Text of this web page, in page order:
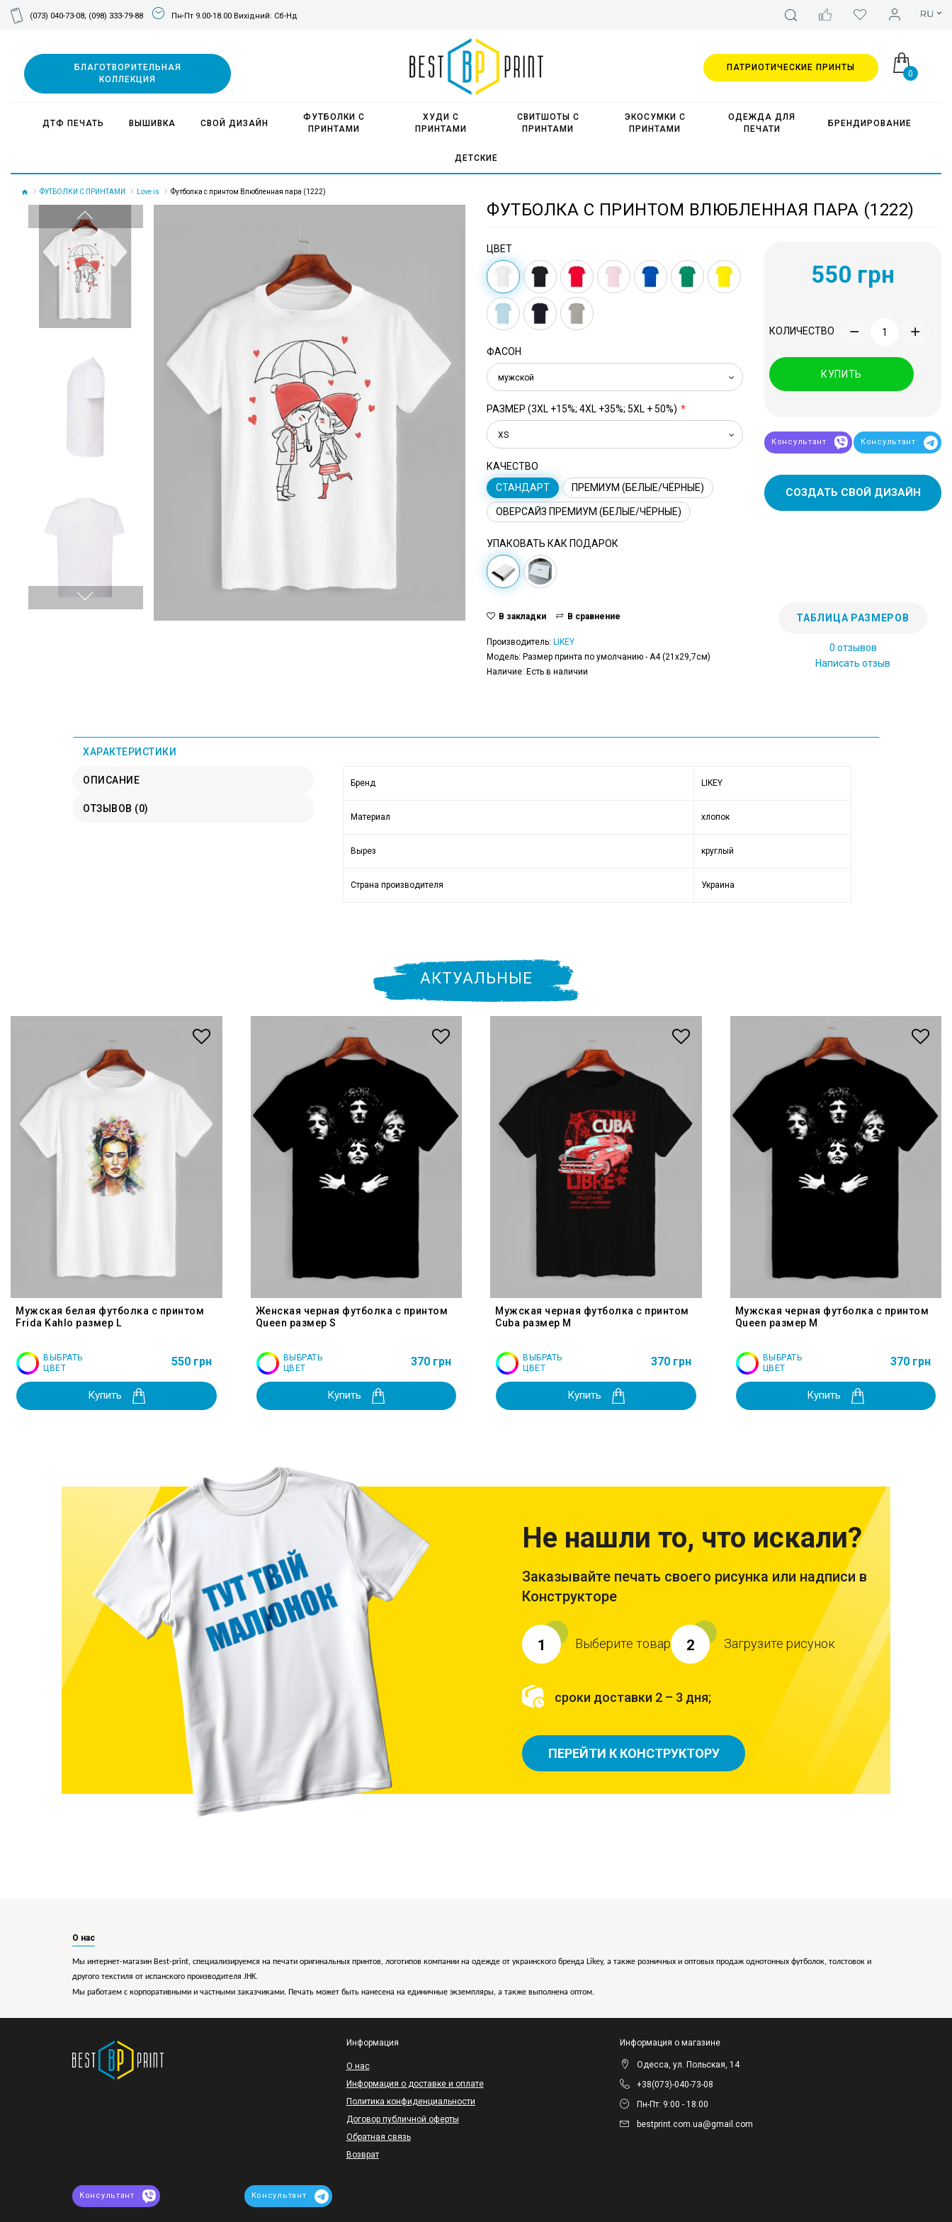
(073) 040-73-08; (098) 333-79-88 Пн-Пт 9.00-18.00 Вихідний: Сб-Нд
0
БЛАГОТВОРИТЕЛЬНАЯ
КОЛЛЕКЦИЯ
ДТФ ПЕЧАТЬ ВЫШИВКА СВОЙ ДИЗАЙН
ФУТБОЛКИ С
ПРИНТАМИ
ХУДИ С
ПРИНТАМИ
СВИТШОТЫ С
ПРИНТАМИ
ЭКОСУМКИ С
ПРИНТАМИ
ОДЕЖДА ДЛЯ
ПЕЧАТИ
БРЕНДИРОВАНИЕ
ДЕТСКИЕ
ПАТРИОТИЧЕСКИЕ ПРИНТЫ
ФУТБОЛКИ С ПРИНТАМИ Love is Футболка с принтом Влюбленная пара (1222)
ФУТБОЛКА С ПРИНТОМ ВЛЮБЛЕННАЯ ПАРА (1222)
ЦВЕТ
ФАСОН
мужской
РАЗМЕР (3XL +15%; 4XL +35%; 5XL + 50%)
XS
КАЧЕСТВО
СТАНДАРТ
ПРЕМИУМ (БЕЛЫЕ/ЧЁРНЫЕ)
ОВЕРСАЙЗ ПРЕМИУМ (БЕЛЫЕ/ЧЁРНЫЕ)
УПАКОВАТЬ КАК ПОДАРОК
550 грн
КОЛИЧЕСТВО
КУПИТЬ
Консультант Консультант
СОЗДАТЬ СВОЙ ДИЗАЙН
В закладки В сравнение
Производитель: LIKEY
Модель: Размер принта по умолчанию - А4 (21x29,7см)
Наличие: Есть в наличии
ТАБЛИЦА РАЗМЕРОВ
0 отзывов
Написать отзыв
ХАРАКТЕРИСТИКИ
ОПИСАНИЕ
ОТЗЫВОВ (0)
Бренд LIKEY
Материал хлопок
Вырез круглый
Страна производителя Украина
АКТУАЛЬНЫЕ
Мужская белая футболка с принтом
Frida Kahlo размер L
ВЫБРАТЬ
ЦВЕТ
550 грн
Купить
Женская черная футболка с принтом
Queen размер S
ВЫБРАТЬ
ЦВЕТ
370 грн
Купить
Мужская черная футболка с принтом
Cuba размер M
ВЫБРАТЬ
ЦВЕТ
370 грн
Купить
Мужская черная футболка с принтом
Queen размер M
ВЫБРАТЬ
ЦВЕТ
370 грн
Купить
Не нашли то, что искали?
Заказывайте печать своего рисунка или надписи в
Конструкторе
1 Выберите товар 2 Загрузите рисунок
сроки доставки 2 – 3 дня;
ПЕРЕЙТИ К КОНСТРУКТОРУ
О нас
Мы интернет-магазин Best-print, специализируемся на печати оригинальных принтов, логотипов компании на одежде от украинского бренда Likey, а также розничных и оптовых продаж однотонных футболок, толстовок и
другого текстиля от испанского производителя JHK.
Мы работаем с корпоративными и частными заказчиками. Печать может быть нанесена на единичные экземпляры, а также выполнена оптом.
Информация
O нас
Информация о доставке и оплате
Политика конфиденциальности
Договор публичной оферты
Обратная связь
Возврат
Информация о магазине
Одесса, ул. Польская, 14
+38(073)-040-73-08
Пн-Пт: 9:00 - 18:00
bestprint.com.ua@gmail.com
Консультант Консультант